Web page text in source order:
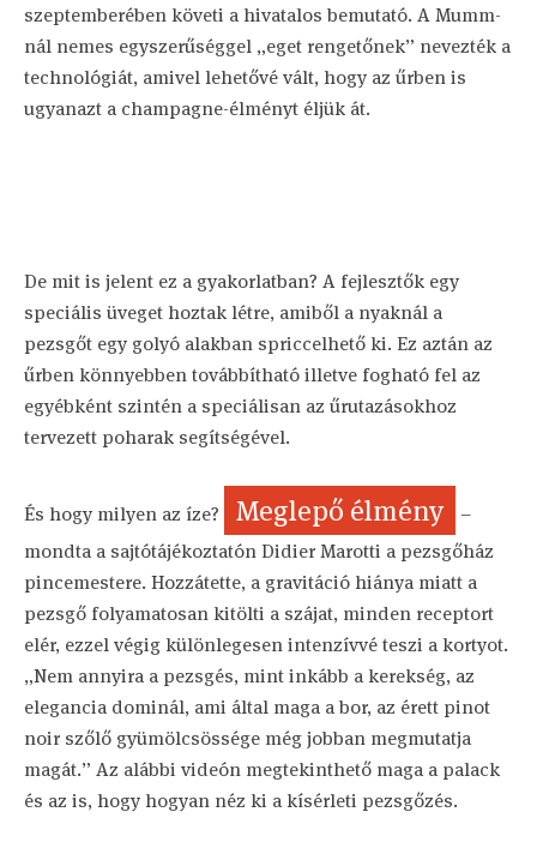
szeptemberében követi a hivatalos bemutató. A Mumm-
nál nemes egyszerűséggel „eget rengetőnek” nevezték a
technológiát, amivel lehetővé vált, hogy az űrben is
ugyanazt a champagne-élményt éljük át.
De mit is jelent ez a gyakorlatban? A fejlesztők egy
speciális üveget hoztak létre, amiből a nyaknál a
pezsgőt egy golyó alakban spriccelhető ki. Ez aztán az
űrben könnyebben továbbítható illetve fogható fel az
egyébként szintén a speciálisan az űrutazásokhoz
tervezett poharak segítségével.
És hogy milyen az íze? Meglepő élmény
–
mondta a sajtótájékoztatón Didier Marotti a pezsgőház
pincemestere. Hozzátette, a gravitáció hiánya miatt a
pezsgő folyamatosan kitölti a szájat, minden receptort
elér, ezzel végig különlegesen intenzívvé teszi a kortyot.
„Nem annyira a pezsgés, mint inkább a kerekség, az
elegancia dominál, ami által maga a bor, az érett pinot
noir szőlő gyümölcsössége még jobban megmutatja
magát.” Az alábbi videón megtekinthető maga a palack
és az is, hogy hogyan néz ki a kísérleti pezsgőzés.